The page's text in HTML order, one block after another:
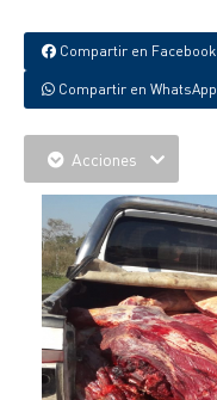
Compartir en Facebook
Compartir en WhatsApp
Acciones